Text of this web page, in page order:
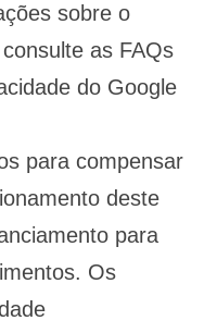
sobre o
as FAQs
do Google
para compensar
deste
para
Os